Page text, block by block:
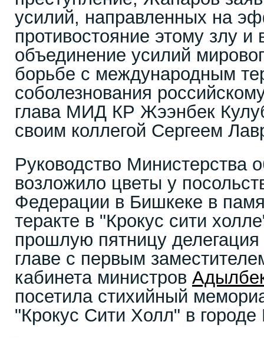
усилий, направленных на
противостояние этому злу и
объединение усилий
борьбе с международным
соболезнования
глава МИД КР Жээнбек
своим коллегой Сергеем
Руководство Министерства
возложило цветы у
Федерации в Бишкеке в
теракте в "Крокус сити
прошлую пятницу
главе с первым
кабинета министров
посетила стихийный
"Крокус Сити Холл" в городе